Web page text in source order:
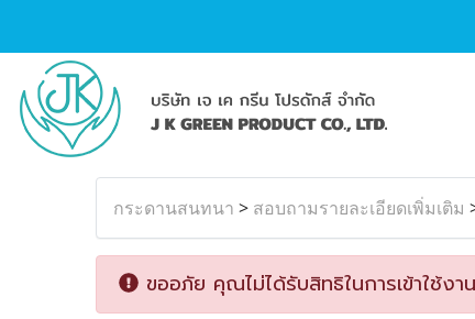
กระดานสนทนา > สอบถามรายละเอียดเพิ่มเติม
ขออภัย คุณไม่ได้รับสิทธิในการเข้าใช้งา